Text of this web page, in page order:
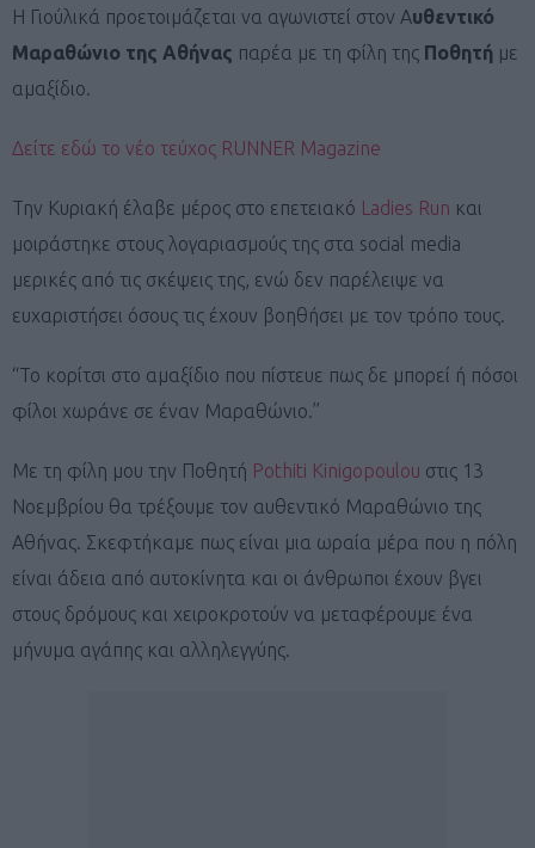
Η Γιούλικά προετοιμάζεται να αγωνιστεί στον Αυθεντικό
Μαραθώνιο της Αθήνας παρέα με τη φίλη της Ποθητή με
αμαξίδιο.
Δείτε εδώ το νέο τεύχος RUNNER Magazine
Την Κυριακή έλαβε μέρος στο επετειακό Ladies Run και
μοιράστηκε στους λογαριασμούς της στα social media
μερικές από τις σκέψεις της, ενώ δεν παρέλειψε να
ευχαριστήσει όσους τις έχουν βοηθήσει με τον τρόπο τους.
“Το κορίτσι στο αμαξίδιο που πίστευε πως δε μπορεί ή πόσοι
φίλοι χωράνε σε έναν Μαραθώνιο.”
Με τη φίλη μου την Ποθητή Pothiti Kinigopoulou στις 13
Νοεμβρίου θα τρέξουμε τον αυθεντικό Μαραθώνιο της
Αθήνας. Σκεφτήκαμε πως είναι μια ωραία μέρα που η πόλη
είναι άδεια από αυτοκίνητα και οι άνθρωποι έχουν βγει
στους δρόμους και χειροκροτούν να μεταφέρουμε ένα
μήνυμα αγάπης και αλληλεγγύης.